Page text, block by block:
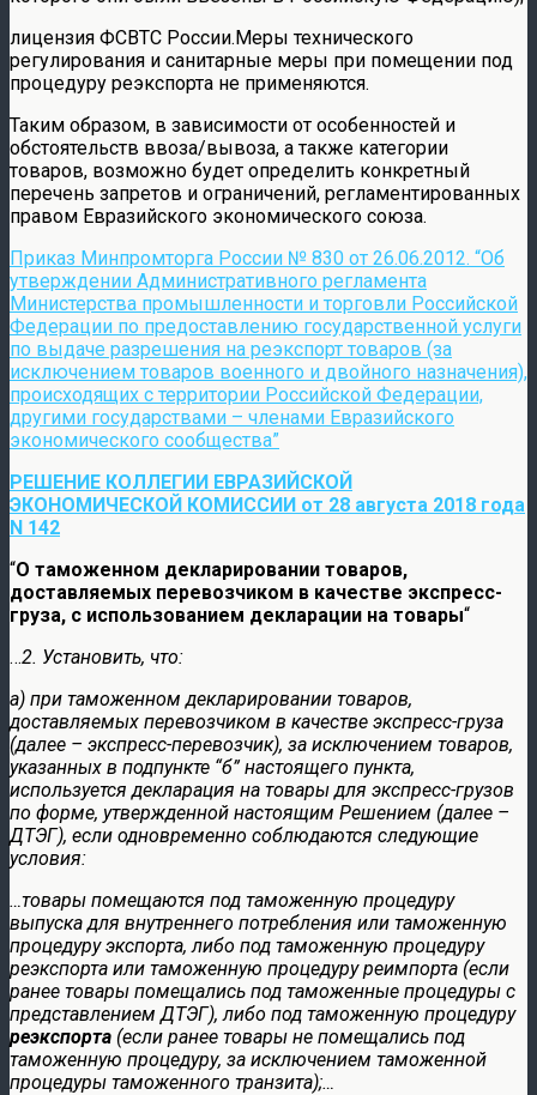
лицензия ФСВТС России.Меры технического
регулирования и санитарные меры при помещении под
процедуру реэкспорта не применяются.
Таким образом, в зависимости от особенностей и
обстоятельств ввоза/вывоза, а также категории
товаров, возможно будет определить конкретный
перечень запретов и ограничений, регламентированных
правом Евразийского экономического союза.
Приказ Минпромторга России № 830 от 26.06.2012. “Об
утверждении Административного регламента
Министерства промышленности и торговли Российской
Федерации по предоставлению государственной услуги
по выдаче разрешения на реэкспорт товаров (за
исключением товаров военного и двойного назначения),
происходящих с территории Российской Федерации,
другими государствами – членами Евразийского
экономического сообщества”
РЕШЕНИЕ КОЛЛЕГИИ ЕВРАЗИЙСКОЙ
ЭКОНОМИЧЕСКОЙ КОМИССИИ от 28 августа 2018 года
N 142
“О таможенном декларировании товаров,
доставляемых перевозчиком в качестве экспресс-
груза, с использованием декларации на товары“
…2. Установить, что:
а) при таможенном декларировании товаров,
доставляемых перевозчиком в качестве экспресс-груза
(далее – экспресс-перевозчик), за исключением товаров,
указанных в подпункте “б” настоящего пункта,
используется декларация на товары для экспресс-грузов
по форме, утвержденной настоящим Решением (далее –
ДТЭГ), если одновременно соблюдаются следующие
условия:
…товары помещаются под таможенную процедуру
выпуска для внутреннего потребления или таможенную
процедуру экспорта, либо под таможенную процедуру
реэкспорта или таможенную процедуру реимпорта (если
ранее товары помещались под таможенные процедуры с
представлением ДТЭГ), либо под таможенную процедуру
реэкспорта (если ранее товары не помещались под
таможенную процедуру, за исключением таможенной
процедуры таможенного транзита);…